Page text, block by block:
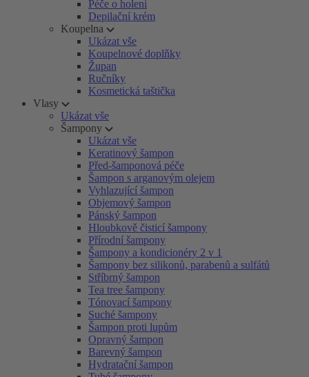
Péče o holení
Depilační krém
Koupelna
Ukázat vše
Koupelnové doplňky
Župan
Ručníky
Kosmetická taštička
Vlasy
Ukázat vše
Šampony
Ukázat vše
Keratinový šampon
Před-šamponová péče
Šampon s arganovým olejem
Vyhlazující šampon
Objemový šampon
Pánský šampon
Hloubkově čisticí šampony
Přírodní šampony
Šampony a kondicionéry 2 v 1
Šampony bez silikonů, parabenů a sulfátů
Stříbrný šampon
Tea tree šampony
Tónovací šampony
Suché šampony
Šampon proti lupům
Opravný šampon
Barevný šampon
Hydratační šampon